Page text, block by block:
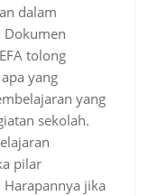
dalam
Dokumen
tolong
yang
yang
sekolah.
pilar
jika